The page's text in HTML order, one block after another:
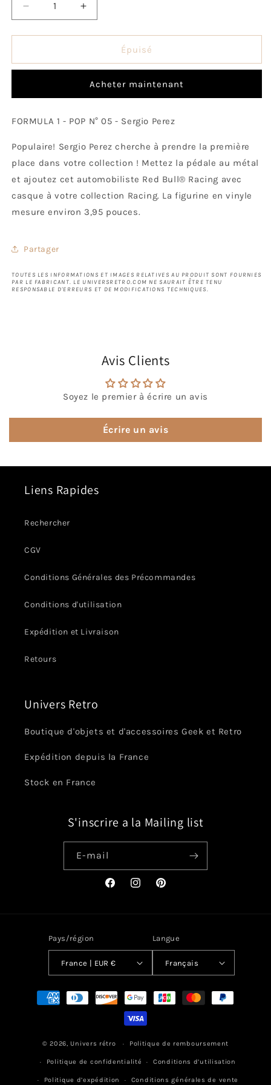
Réduire
la
quantité
Sergio
Casque
Augmenter
la
quantité
Sergio
avec
Casque
Épuisé
Acheter maintenant
FORMULA 1 - POP N° 05 - Sergio Perez
Populaire! Sergio Perez cherche à prendre la première
place dans votre collection ! Mettez la pédale au métal
et ajoutez cet automobiliste Red Bull® Racing avec
casque à votre collection Racing. La figurine en vinyle
mesure environ 3,95 pouces.
Partager
TOUTES LES INFORMATIONS ET IMAGES RELATIVES AU PRODUIT SONT FOURNIES
PAR LE FABRICANT. LE UNIVERSRETRO.COM NE SAURAIT ÊTRE TENU
RESPONSABLE D'ERREURS ET DE MODIFICATIONS TECHNIQUES.
Avis Clients
Soyez le premier à écrire un avis
Écrire un avis
Liens Rapides
Rechercher
CGV
Conditions Générales des Précommandes
Conditions d'utilisation
Expédition et Livraison
Retours
Univers Retro
Boutique d'objets et d'accessoires Geek et Retro
Expédition depuis la France
Stock en France
S'inscrire a la Mailing list
E-mail
FacebookInstagramPinterest
Pays/région
France | EUR €
Langue
Français
Moyens
© 2026, Univers rétro Politique de remboursement
Politique de confidentialité Conditions d’utilisation
Politique d’expédition Conditions générales de vente